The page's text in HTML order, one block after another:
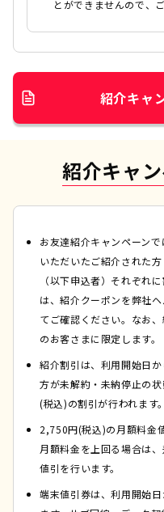
とができませんので、
紹介キャ
紹介キャ
お友達紹介キャンペーン
いただいたご紹介された
（以下申込者）それぞれ
は、紹介クーポンを弊社
てご確認ください。なお
のお客さまに限定します。
紹介割引は、利用開始日
方が未解約・未納停止の
(税込)の割引が行われます。
2,750円(税込)の月額料金
月額料金を上回る場合は
値引を行います。
端末値引券は、利用開始